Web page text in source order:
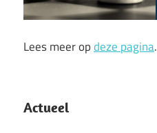
Lees meer opdeze pagina.
sgs
Actueel